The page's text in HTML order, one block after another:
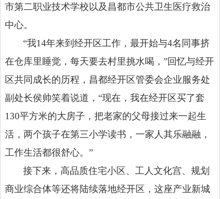
市第二职业技术学校以及昌都市公共卫生医疗救治
中心。
“我14年来到经开区工作，最开始与4名同事挤
在仓库里睡觉，每天要去村里挑水喝，”回忆与经开
区共同成长的历程，昌都经开区管委会企业服务处
副处长侯帅笑着说道，“现在，我在经开区买了套
130平方米的大房子，把老家的父母接过来一起生
活，两个孩子在第三小学读书，一家人其乐融融，
工作生活都很舒心。”
接下来，高品质住宅小区、工人文化宫、规划
商业综合体等还将陆续落地经开区，这座产业新城